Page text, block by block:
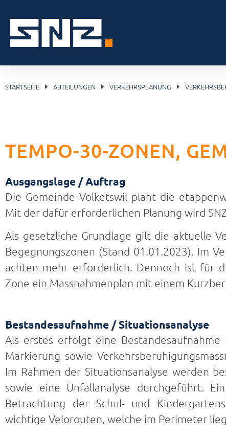
STARTSEITE ABTEILUNGEN VERKEHRSPLANUNG
TEMPO-30-ZONEN,
Ausgangslage / Auftrag
Die Gemeinde Volketswil plant die
Mit der dafür erforderlichen Planung wird
Als gesetzliche Grundlage gilt die aktuelle
Begegnungszonen (Stand 01.01.2023). Im
achten mehr erforderlich. Dennoch ist für
Zone ein Massnahmenplan mit einem
Bestandesaufnahme / Situationsanalyse
Als erstes erfolgt eine
Markierung sowie
Im Rahmen der Situationsanalyse werden
sowie eine Unfallanalyse durchgeführt.
Betrachtung der Schul- und
wichtige Velo­routen, welche im Perimeter